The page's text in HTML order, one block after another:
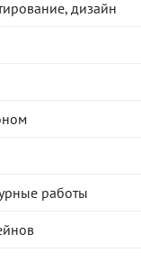
дизайн
работы